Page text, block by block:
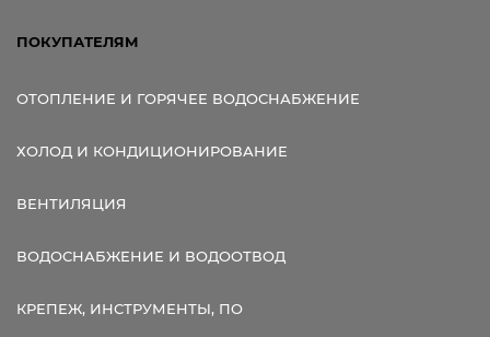
ПОКУПАТЕЛЯМ
ОТОПЛЕНИЕ И ГОРЯЧЕЕ ВОДОСНАБЖЕНИЕ
ХОЛОД И КОНДИЦИОНИРОВАНИЕ
ВЕНТИЛЯЦИЯ
ВОДОСНАБЖЕНИЕ И ВОДООТВОД
КРЕПЕЖ, ИНСТРУМЕНТЫ, ПО